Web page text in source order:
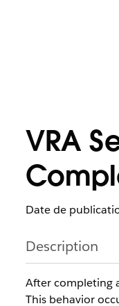
VRA
Date de
Description
After completing
This behavior